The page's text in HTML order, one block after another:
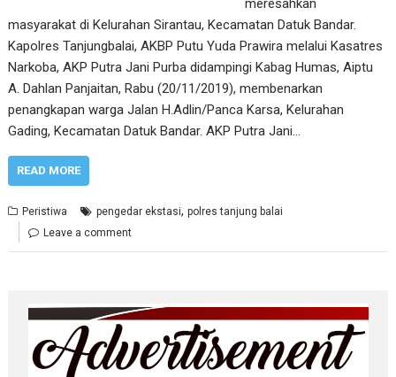
masyarakat di Kelurahan Sirantau, Kecamatan Datuk Bandar.
Kapolres Tanjungbalai, AKBP Putu Yuda Prawira melalui Kasatres
Narkoba, AKP Putra Jani Purba didampingi Kabag Humas, Aiptu
A. Dahlan Panjaitan, Rabu (20/11/2019), membenarkan
penangkapan warga Jalan H.Adlin/Panca Karsa, Kelurahan
Gading, Kecamatan Datuk Bandar. AKP Putra Jani…
READ MORE
Peristiwa pengedar ekstasi,polres tanjung balai
Leave a comment